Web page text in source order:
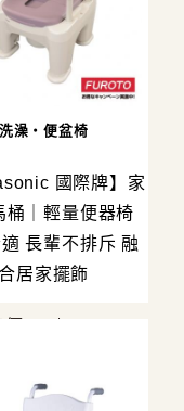
洗澡・便盆椅
國際牌】家
桶｜輕量便器椅
長輩不排斥 融
居家擺飾